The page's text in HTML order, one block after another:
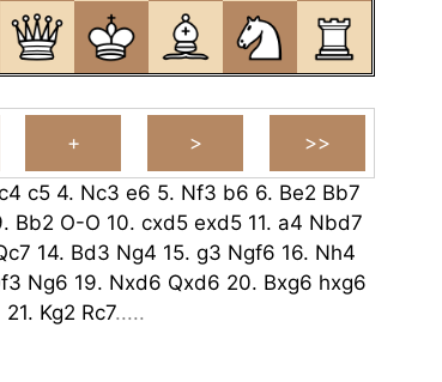
c5 4. Nc3 e6 5. Nf3 b6 6. Be2 Bb7
Bb2 O-O 10. cxd5 exd5 11. a4 Nbd7
14. Bd3 Ng4 15. g3 Ngf6 16. Nh4
Ng6 19. Nxd6 Qxd6 20. Bxg6 hxg6
21. Kg2 Rc7.....